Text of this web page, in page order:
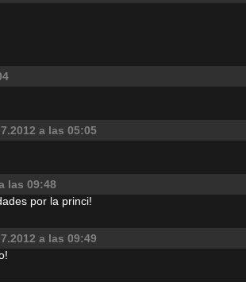
a las 05:05
las 09:48
por la princi!
a las 09:49